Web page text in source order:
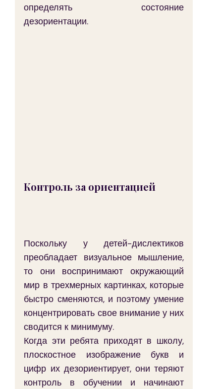
определять состояние
дезориентации.
Контроль за ориентацией
Поскольку у детей-дислектиков
преобладает визуальное мышление,
то они воспринимают окружающий
мир в трехмерных картинках, которые
быстро сменяются, и поэтому умение
концентрировать свое внимание у них
сводится к минимуму.
Когда эти ребята приходят в школу,
плоскостное изображение букв и
цифр их дезориентирует, они теряют
контроль в обучении и начинают